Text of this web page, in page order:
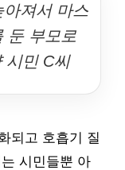
아져서 마스
둔 부모로
시민 C씨
되고 호흡기 질
시민들뿐 아